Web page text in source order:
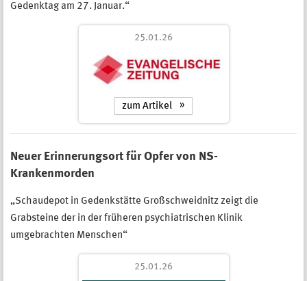
Gedenktag am 27. Januar.“
25.01.26
zum Artikel
Neuer Erinnerungsort für Opfer von NS-
Krankenmorden
„Schaudepot in Gedenkstätte Großschweidnitz zeigt die
Grabsteine der in der früheren psychiatrischen Klinik
umgebrachten Menschen“
25.01.26